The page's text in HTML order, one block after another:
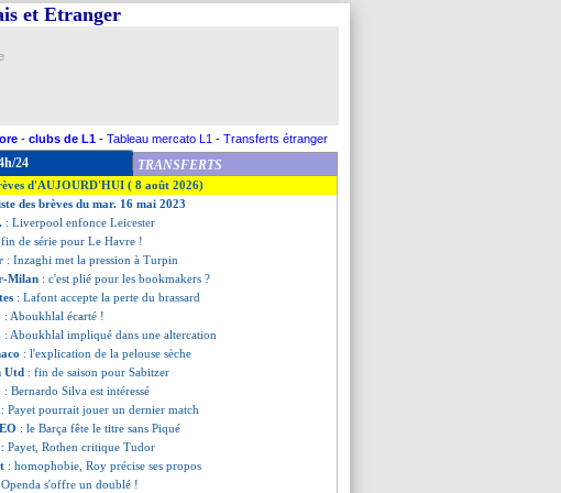
et Etranger
- clubs de L1 - Tableau mercato L1 - Transferts étranger
24 TRANSFERTS
d'AUJOURD'HUI ( 8 août 2026)
des brèves du mar. 16 mai 2023
: Liverpool enfonce Leicester
fin de série pour Le Havre !
: Inzaghi met la pression à Turpin
Milan : c'est plié pour les bookmakers ?
: Lafont accepte la perte du brassard
: Aboukhlal écarté !
: Aboukhlal impliqué dans une altercation
: l'explication de la pelouse sèche
Utd : fin de saison pour Sabitzer
: Bernardo Silva est intéressé
: Payet pourrait jouer un dernier match
: le Barça fête le titre sans Piqué
: Payet, Rothen critique Tudor
: homophobie, Roy précise ses propos
Openda s'offre un doublé !